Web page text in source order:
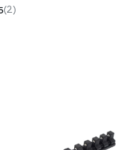
(2)